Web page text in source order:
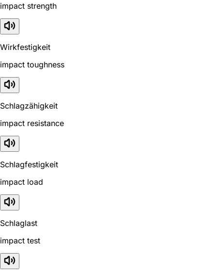
impact strength
Wirkfestigkeit
impact toughness
Schlagzähigkeit
impact resistance
Schlagfestigkeit
impact load
Schlaglast
impact test